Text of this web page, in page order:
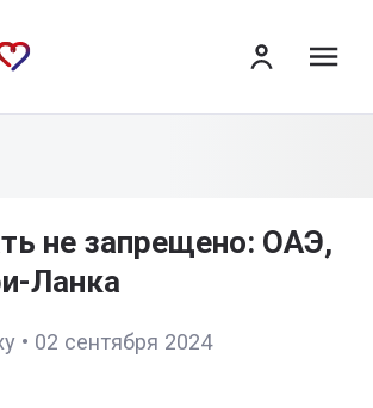
не запрещено: ОАЭ,
Ланка
• 02 сентября 2024